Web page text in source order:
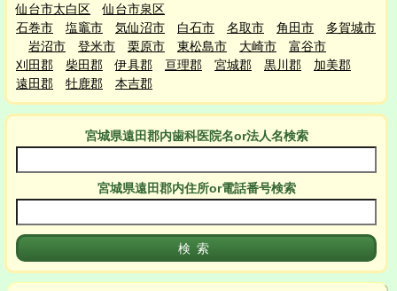
仙台市太白区
仙台市泉区
石巻市
塩竈市 気仙沼市 白石市 名取市 角田市
多賀城市
岩沼市
登米市 栗原市 東松島市 大崎市
富谷市
刈田郡
柴田郡 伊具郡 亘理郡 宮城郡 黒川郡
加美郡
遠田郡
牡鹿郡 本吉郡
宮城県遠田郡内歯科医院名or法人名検索
宮城県遠田郡内住所or電話番号検索